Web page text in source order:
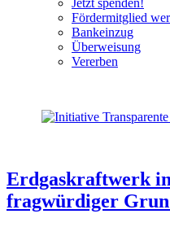
Jetzt spenden!
Fördermitglied
Bankeinzug
Überweisung
Vererben
Erdgaskraftwerk
fragwürdiger